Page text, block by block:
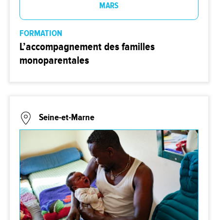
MARS
FORMATION
L’accompagnement des familles
monoparentales
Seine-et-Marne